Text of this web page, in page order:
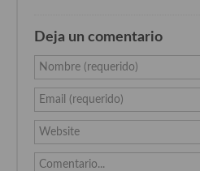
Cocina Griega
Cocina Holandesa
Cocina Hungara
Cocina Irlanda
Cocina Italiana
Deja un comentario
Nombre (requerido)
Email (requerido)
Website
Comentario...